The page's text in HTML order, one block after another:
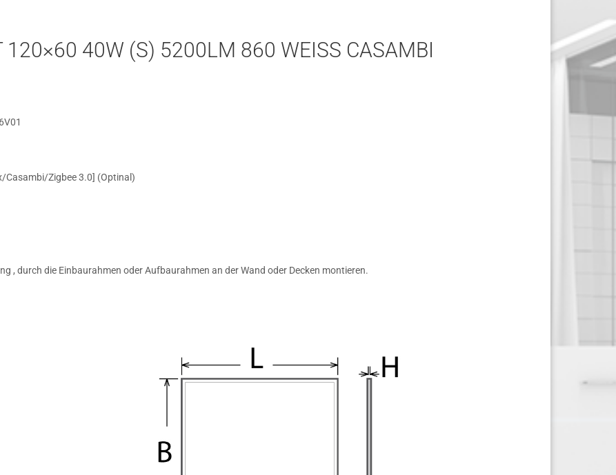
40W (S) 5200LM 860 WEISS CASAMBI D
Casambi/Zigbee 3.0] (Optinal)
, durch die Einbaurahmen oder Aufbaurahmen an der Wand oder Decken montieren.